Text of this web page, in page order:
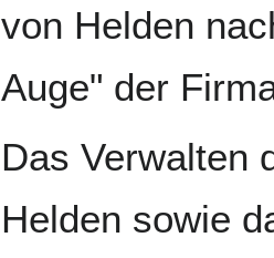
von Helden
Auge" der
Das Verwalten
Helden sowie